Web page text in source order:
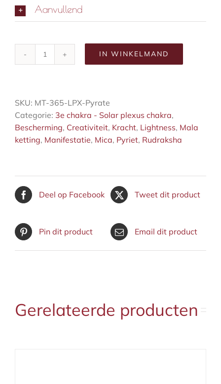
Aanvullend
Abundance
IN WINKELMAND
SKU: MT-365-LPX-Pyrate
Categorie: 3e chakra - Solar plexus chakra,
Bescherming, Creativiteit, Kracht, Lightness, Mala
ketting, Manifestatie, Mica, Pyriet, Rudraksha
Deel op Facebook Tweet dit product
Pin dit product Email dit product
Gerelateerde producten